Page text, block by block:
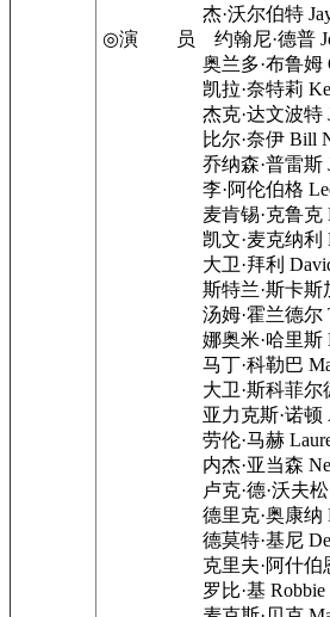
杰·沃尔伯特 Jay
◎演 员 约翰尼·德普
奥兰多·布鲁姆
凯拉·奈特莉 Keira
杰克·达文波特
比尔·奈伊 Bill
乔纳森·普雷斯
李·阿伦伯格 Lee
麦肯锡·克鲁克
凯文·麦克纳利
大卫·拜利 David
斯特兰·斯卡斯加德
汤姆·霍兰德尔
娜奥米·哈里斯
马丁·科勒巴
大卫·斯科菲尔德
亚力克斯·诺顿
劳伦·马赫 Lauren
内杰·亚当森 Nej
卢克·德·沃夫松
德里克·奥康纳
德莫特·基尼
克里夫·阿什伯恩
罗比·基 Robbie